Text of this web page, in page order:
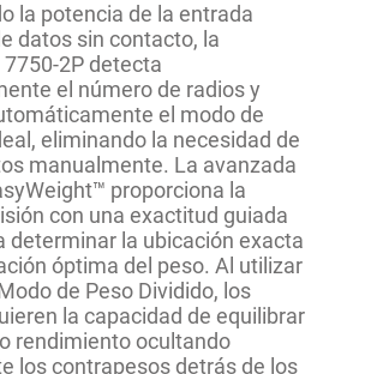
la potencia de la entrada
datos sin contacto, la
2P detecta
el número de radios y
el modo de
eliminando la necesidad de
manualmente. La avanzada
proporciona la
con una exactitud guiada
determinar la ubicación exacta
óptima del peso. Al utilizar
de Peso Dividido, los
la capacidad de equilibrar
rendimiento ocultando
los contrapesos detrás de los